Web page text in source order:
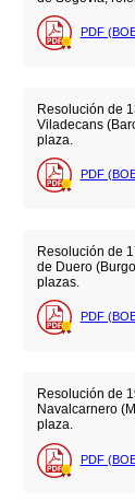
PDF
Resolución de
Viladecans
plaza.
PDF
Resolución de
de Duero
plazas.
PDF
Resolución de
Navalcarnero
plaza.
PDF